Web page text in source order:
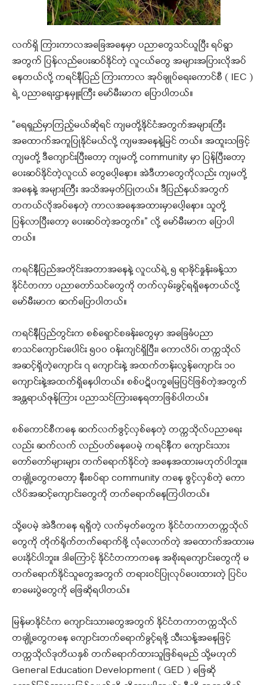
လက်ရှိ ကြားကာလအခြေအနေမှာ ပညာတွေသင်ယူပြီး ရပ်ရွာ
အတွက် ပြန်လည်ပေးဆပ်နိုင်တဲ့ လူငယ်တွေ အများအပြားလိုအပ်
နေတယ်လို့ ကရင်နီပြည် ကြားကာလ အုပ်ချုပ်ရေးကောင်စီ ( IEC )
ရဲ့ ပညာရေးဌာနမှူးကြီး မော်မီးမာက ‌ပြောပါတယ်။
“ရေရှည်မှာကြည့်မယ်ဆိုရင် ကျမတို့နိုင်ငံအတွက်အများကြီး
အထောက်အကူပြုနိုင်မယ်လို့ ကျမအနေနဲ့မြင် တယ်။ အထူးသဖြင့်
ကျမတို့ ဒီကျောင်းပြီးတော့ ကျမတို့ community မှာ ပြန်ပြီးတော့
ပေးဆပ်နိုင်တဲ့လူငယ် တွေပေါ့နော။ အဲဒီဟာတွေကိုလည်း ကျမတို့
အနေနဲ့ အများကြီး အသိအမှတ်ပြုတယ်။ ဒီပြည်နယ်အတွက်
တကယ်လိုအပ်နေတဲ့ ကာလအနေအထားမှာပေါ့နော။ သူတို့
ပြန်လာပြီးတော့ ပေးဆပ်တဲ့အတွက်။” လို့ မော်မီးမာက ပြောပါ
တယ်။
ကရင်နီပြည်အတိုင်းအတာအနေနဲ့ လူငယ်ရဲ့ ၅ ရာခိုင်နှုန်းခန့်သာ
နိုင်ငံတကာ ပညာတော်သင်တွေကို တက်လှမ်းခွင့်ရရှိနေတယ်လို့
မော်မီးမာက ဆက်ပြောပါတယ်။
ကရင်နီပြည်တွင်းက စစ်ရှောင်စခန်းတွေမှာ အခြေခံပညာ
စာသင်ကျောင်းပေါင်း ၅၀၀ ဝန်းကျင်ရှိပြီး၊ ကောလိပ်၊ တက္ကသိုလ်
အဆင့်ရှိတဲ့ကျောင်း ၇ ကျောင်းနဲ့ အထက်တန်းလွန်ကျောင်း ၁၀
ကျောင်းနဲ့အထက်ရှိနေပါတယ်။ စစ်ပဋိပက္ခမြေပြင်ဖြစ်တဲ့အတွက်
အန္တရာယ်ဇုန်ကြား ပညာသင်ကြားနေရတာဖြစ်ပါတယ်။
စစ်ကောင်စီကနေ ဆက်လက်ဖွင့်လှစ်နေတဲ့ တက္ကသိုလ်ပညာရေး
လည်း ဆက်လက် လည်ပတ်နေပေမဲ့ ကရင်နီက ကျောင်းသား
တော်တော်များများ တက်ရောက်နိုင်တဲ့ အနေအထားမဟုတ်ပါဘူး။
တချို့တွေကတော့ နီးစပ်ရာ community ကနေ ဖွင့်လှစ်တဲ့ ကော
လိပ်အဆင့်ကျောင်းတွေကို တက်ရောက်နေကြပါတယ်။
သို့ပေမဲ့ အဲဒီကနေ ရရှိတဲ့ လက်မှတ်တွေက နိုင်ငံတကာတက္ကသိုလ်
တွေကို တိုက်ရိုက်တက်ရောက်ဖို့ လုံလောက်တဲ့ အထောက်အထားမ
ပေးနိုင်ပါဘူး။ ဒါကြောင့် နိုင်ငံတကာကနေ အစိုးရကျောင်းတွေကို မ
တက်ရောက်နိုင်သူတွေအတွက် တရားဝင်ပြုလုပ်ပေးထားတဲ့ ပြင်ပ
စာမေးပွဲတွေကို ဖြေဆိုရပါတယ်။
မြန်မာနိုင်ငံက ကျောင်းသားတွေအတွက် နိုင်ငံတကာတက္ကသိုလ်
တချို့တွေကနေ ကျောင်းတက်ရောက်ခွင့်ရဖို့ သီးသန့်အနေဖြင့်
တက္ကသိုလ်ဒုတိယနှစ် တက်ရောက်ထားသူဖြစ်ရမည် သို့မဟုတ်
General Education Development ( GED ) ဖြေဆို